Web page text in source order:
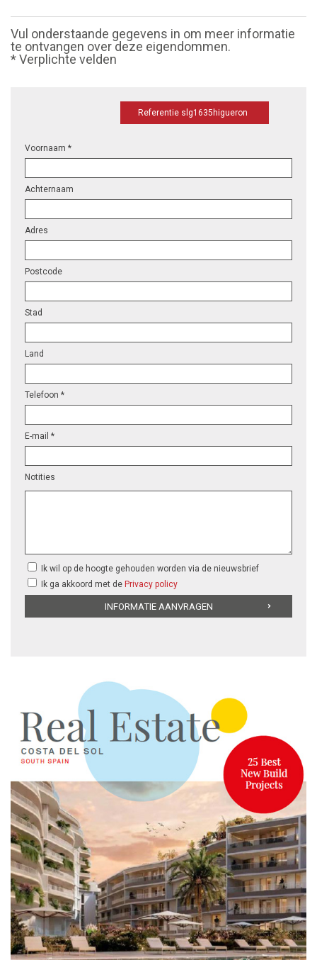
Vul onderstaande gegevens in om meer informatie
te ontvangen over deze eigendommen.
* Verplichte velden
Referentie slg1635higueron
Voornaam *
Achternaam
Adres
Postcode
Stad
Land
Telefoon *
E-mail *
Notities
Ik wil op de hoogte gehouden worden via de nieuwsbrief
Ik ga akkoord met de Privacy policy